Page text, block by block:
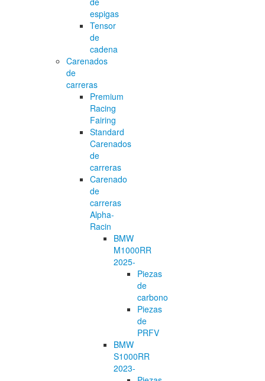
espigas
Tensor
de
cadena
Carenados
de
carreras
Premium
Racing
Fairing
Standard
Carenados
de
carreras
Carenado
de
carreras
Alpha-
Racin
BMW
M1000RR
2025-
Piezas
de
carbono
Piezas
de
PRFV
BMW
S1000RR
2023-